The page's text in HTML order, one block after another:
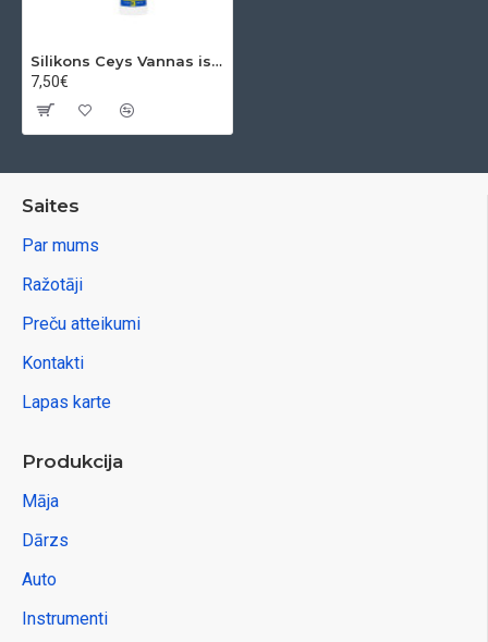
Silikons Ceys Vannas istabas un virtuves, balts, 280 ml
7,50€
Saites
Par mums
Ražotāji
Preču atteikumi
Kontakti
Lapas karte
Produkcija
Māja
Dārzs
Auto
Instrumenti